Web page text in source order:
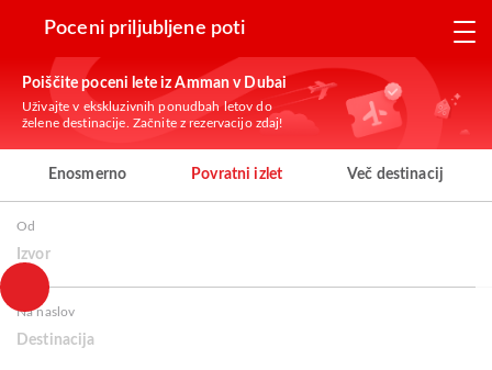
Poceni priljubljene poti
Poiščite poceni lete iz Amman v Dubai
Uživajte v ekskluzivnih ponudbah letov do
želene destinacije. Začnite z rezervacijo zdaj!
Enosmerno Povratni izlet Več destinacij
Od
Izvor
Na naslov
Destinacija